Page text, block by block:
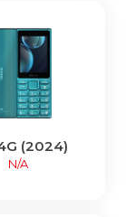
(2024)
N/A